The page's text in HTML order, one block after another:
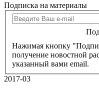
Подписка на материалы
Нажимая кнопку
получение новостной
указанный вами email.
2017-03